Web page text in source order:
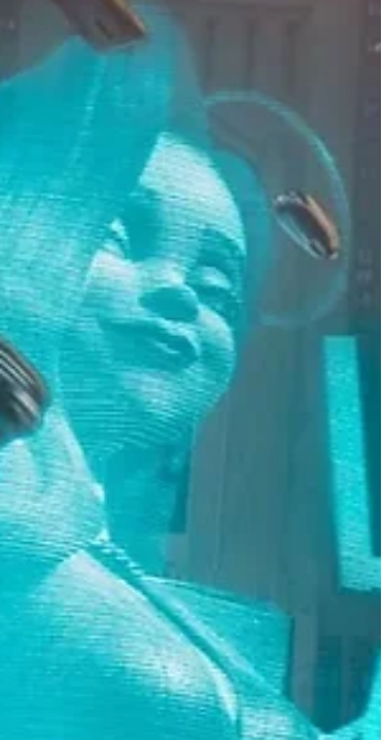
Jury présidé par Maggie Gyllenhaal aura
à faire pour départager les vingts films en
lice pour le Lion d’Or.